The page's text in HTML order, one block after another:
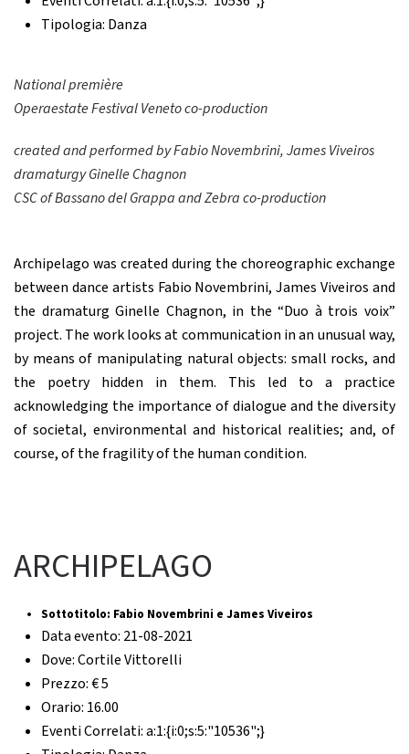
Tipologia: Danza
National première
Operaestate Festival Venetoco-production
created and performed by Fabio Novembrini, James Viveiros
dramaturgy Ginelle Chagnon
CSCof Bassano del Grappa and Zebraco-production
Archipelago was created during the choreographic exchange
between dance artists Fabio Novembrini, James Viveiros and
the dramaturg Ginelle Chagnon, in the “Duo à trois voix”
project. The work looks at communication in an unusual way,
by means of manipulating natural objects: small rocks, and
the poetry hidden in them. This led to a practice
acknowledging the importance of dialogue and the diversity
of societal, environmental and historical realities; and, of
course, of the fragility of the human condition.
ARCHIPELAGO
Sottotitolo: Fabio Novembrini e James Viveiros
Data evento: 21-08-2021
Dove:Cortile Vittorelli
Prezzo:€ 5
Orario: 16.00
Eventi Correlati:a:1:{i:0;s:5:"10536";}